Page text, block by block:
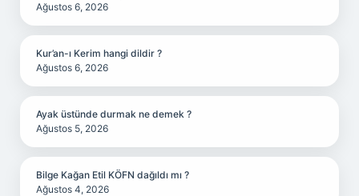
Ağustos 6, 2026
Kur’an-ı Kerim hangi dildir ?
Ağustos 6, 2026
Ayak üstünde durmak ne demek ?
Ağustos 5, 2026
Bilge Kağan Etil KÖFN dağıldı mı ?
Ağustos 4, 2026